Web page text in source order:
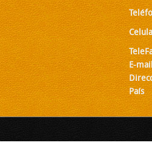
E-mail
País